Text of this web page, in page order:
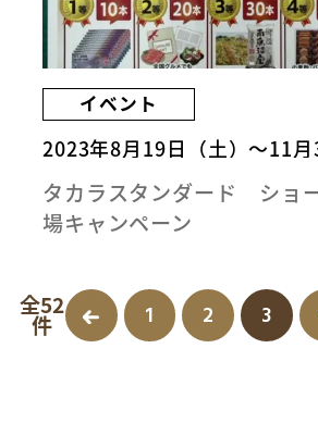
イベント
2023年8月19日（土）～11月
タカラスタンダード ショ
場キャンペーン
全52
件 1 2 3